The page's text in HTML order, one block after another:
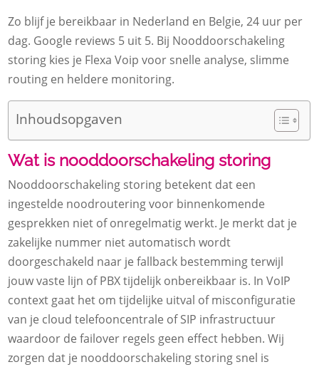
Zo blijf je bereikbaar in Nederland en Belgie, 24 uur per
dag. Google reviews 5 uit 5. Bij Nooddoorschakeling
storing kies je Flexa Voip voor snelle analyse, slimme
routing en heldere monitoring.
Inhoudsopgaven
Wat is nooddoorschakeling storing
Nooddoorschakeling storing betekent dat een
ingestelde noodroutering voor binnenkomende
gesprekken niet of onregelmatig werkt. Je merkt dat je
zakelijke nummer niet automatisch wordt
doorgeschakeld naar je fallback bestemming terwijl
jouw vaste lijn of PBX tijdelijk onbereikbaar is. In VoIP
context gaat het om tijdelijke uitval of misconfiguratie
van je cloud telefooncentrale of SIP infrastructuur
waardoor de failover regels geen effect hebben. Wij
zorgen dat je nooddoorschakeling storing snel is